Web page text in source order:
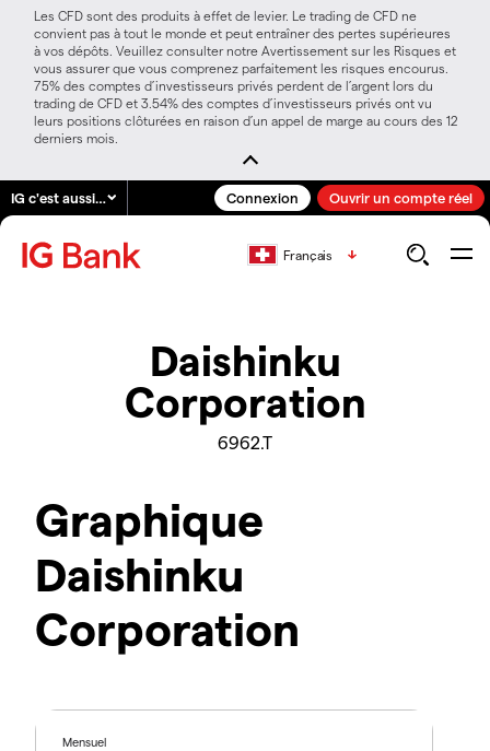
Les CFD sont des produits à effet de levier. Le trading de CFD ne
convient pas à tout le monde et peut entraîner des pertes supérieures
à vos dépôts. Veuillez consulter notre Avertissement sur les Risques et
vous assurer que vous comprenez parfaitement les risques encourus.
75% des comptes d’investisseurs privés perdent de l’argent lors du
trading de CFD et 3.54% des comptes d’investisseurs privés ont vu
leurs positions clôturées en raison d’un appel de marge au cours des 12
derniers mois.
IG c'est aussi… Connexion Ouvrir un compte réel
Français
Daishinku
Corporation
6962.T
Graphique
Daishinku
Corporation
Mensuel